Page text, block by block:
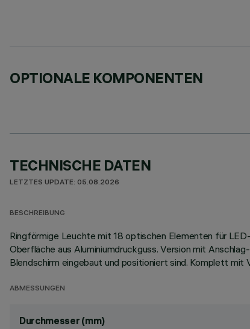
OPTIONALE KOMPONENTEN
TECHNISCHE DATEN
LETZTES UPDATE: 05.08.2026
BESCHREIBUNG
Ringförmige Leuchte mit 18 optischen Elementen für
Oberfläche aus Aluminiumdruckguss. Version mit
Blendschirm eingebaut und positioniert sind. Komplett mit
ABMESSUNGEN
Durchmesser (mm)